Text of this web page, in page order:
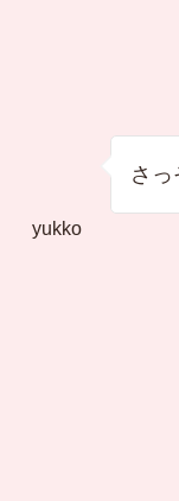
yukko
さ